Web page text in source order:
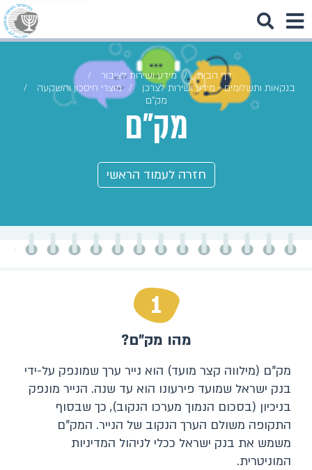
דף הבית
מידע ושירות לציבור
בנקאות ותשלומים - מידע ושירות לצרכן
מוצרי חיסכון והשקעה
מק"ם
מק"ם
חזרה לעמוד הראשי
1
מהו מק"ם?
מק"ם (מילווה קצר מועד) הוא נייר ערך שמונפק על-ידי
בנק ישראל שמועד פירעונו הוא עד שנה. הנייר מונפק
בניכיון (בסכום הנמוך מערכו הנקוב), כך שבסוף
התקופה משולם הערך הנקוב של הנייר. המק"ם
משמש את בנק ישראל ככלי לניהול המדיניות
המוניטרית.